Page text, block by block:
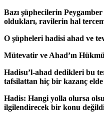
Bazı şüphecilerin Peygamber
oldukları, ravilerin hal
O şüpheleri hadisi ahad ve
Mütevatir ve Ahad’ın Hükmü
Hadisu’l-ahad dedikleri bu
tafsilattan hiç bir kazanç
Hadis: Hangi yolla olursa
ilgilendirecek bir konu